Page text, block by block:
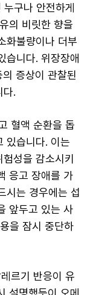
구나 안전하게
의 비릿한 향을
화불량이나 더부
습니다. 위장장애
증상이 관찰된
다.
혈액 순환을 돕
있습니다. 이는
성을 감소시키
응고 장애를 가
시는 경우에는 섭
앞두고 있는 사
을 잠시 중단하
르기 반응이 유